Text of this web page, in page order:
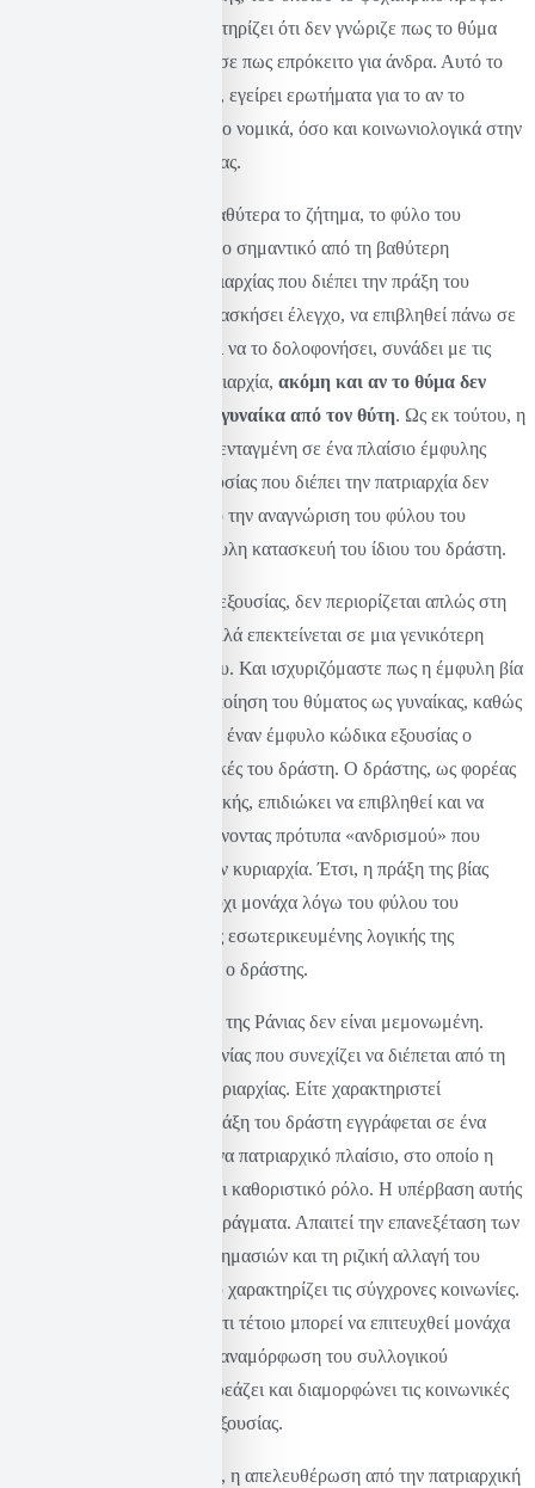
είναι υπό διερεύνηση, υποστηρίζει ότι δεν γνώριζε πως το θύμα
ήταν γυναίκα και ότι θεώρησε πως επρόκειτο για άνδρα. Αυτό το
επιχείρημα, αν είναι αληθές, εγείρει ερωτήματα για το αν το
περιστατικό εντάσσεται τόσο νομικά, όσο και κοινωνιολογικά στην
κατηγορία της γυναικοκτονίας.
Αν, ωστόσο, εξετάσουμε βαθύτερα το ζήτημα, το φύλο του
θύματος καθίσταται λιγότερο σημαντικό από τη βαθύτερη
πατριαρχική λογική της κυριαρχίας που διέπει την πράξη του
δράστη. Η πρόθεσή του να ασκήσει έλεγχο, να επιβληθεί πάνω σε
ένα άλλο άτομο και εν τέλει να το δολοφονήσει, συνάδει με τις
δομές που επιβάλλει η πατριαρχία, ακόμη και αν το θύμα δεν
ταυτοποιήθηκε άμεσα ως γυναίκα από τον θύτη. Ως εκ τούτου, η
πράξη μπορεί να θεωρηθεί ενταγμένη σε ένα πλαίσιο έμφυλης
βίας, διότι η λογική της εξουσίας που διέπει την πατριαρχία δεν
εξαρτάται αποκλειστικά από την αναγνώριση του φύλου του
θύματος, αλλά από την έμφυλη κατασκευή του ίδιου του δράστη.
Η πατριαρχία, ως σύστημα εξουσίας, δεν περιορίζεται απλώς στη
σχέση άνδρα – γυναίκας, αλλά επεκτείνεται σε μια γενικότερη
λογική επιβολής και ελέγχου. Και ισχυριζόμαστε πως η έμφυλη βία
δεν προϋποθέτει την ταυτοποίηση του θύματος ως γυναίκας, καθώς
η ίδια η πράξη εδράζεται σε έναν έμφυλο κώδικα εξουσίας ο
οποίος καθορίζει τις πρακτικές του δράστη. Ο δράστης, ως φορέας
αυτής της πατριαρχικής λογικής, επιδιώκει να επιβληθεί και να
ασκήσει έλεγχο, ενσωματώνοντας πρότυπα «ανδρισμού» που
συνδέονται με τη βία και την κυριαρχία. Έτσι, η πράξη της βίας
αποκτά έμφυλη διάσταση, όχι μονάχα λόγω του φύλου του
θύματος, αλλά και λόγω της εσωτερικευμένης λογικής της
κυριαρχίας που ενσαρκώνει ο δράστης.
η περίπτωση της Ράνιας δεν είναι μεμονωμένη.
Είναι ενδεικτική μιας κοινωνίας που συνεχίζει να διέπεται από τη
φαντασιακή σημασία της κυριαρχίας. Είτε χαρακτηριστεί
γυναικοκτονία είτε όχι, η πράξη του δράστη εγγράφεται σε ένα
πλαίσιο έμφυλης βίας∙ σε ένα πατριαρχικό πλαίσιο, στο οποίο η
λογική της κυριαρχίας παίζει καθοριστικό ρόλο. Η υπέρβαση αυτής
της λογικής απαιτεί πολλά πράγματα. Απαιτεί την επανεξέταση των
κοινωνικών φαντασιακών σημασιών και τη ριζική αλλαγή του
ανθρωπολογικού τύπου που χαρακτηρίζει τις σύγχρονες κοινωνίες.
Πάγια θέση μας είναι ότι κάτι τέτοιο μπορεί να επιτευχθεί μονάχα
μέσα από μια βαθιά, ριζική αναμόρφωση του συλλογικού
φαντασιακού, το οποίο επηρεάζει και διαμορφώνει τις κοινωνικές
αντιλήψεις και τις σχέσεις εξουσίας.
Η υπέρβαση της κυριαρχίας, η απελευθέρωση από την πατριαρχική